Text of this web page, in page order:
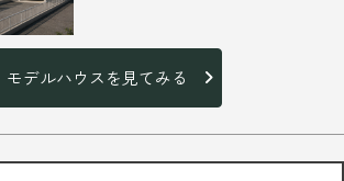
モデルハウスを見てみる